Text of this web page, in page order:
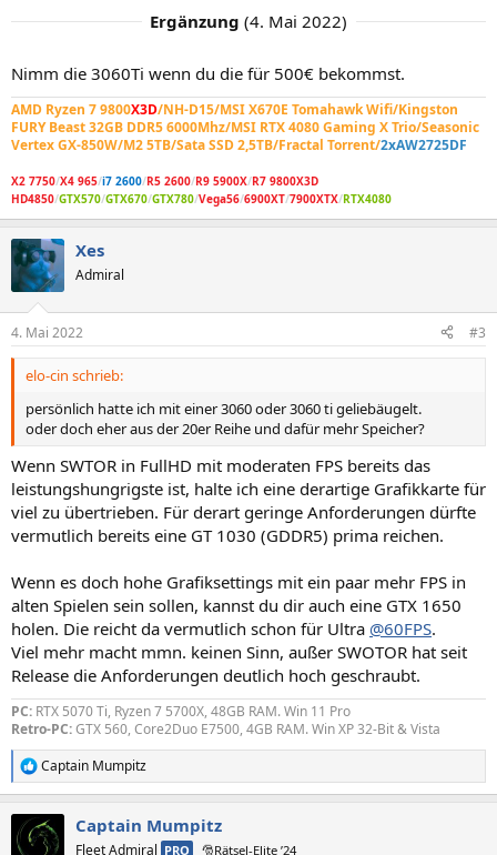
Ergänzung (4. Mai 2022)
Nimm die 3060Ti wenn du die für 500€ bekommst.
AMD Ryzen 7 9800X3D/NH-D15/MSI X670E Tomahawk Wifi/Kingston
FURY Beast 32GB DDR5 6000Mhz/MSI RTX 4080 Gaming X Trio/Seasonic
Vertex GX-850W/M2 5TB/Sata SSD 2,5TB/Fractal Torrent/2xAW2725DF
X2 7750/X4 965/i7 2600/R5 2600/R9 5900X/R7 9800X3D
HD4850/GTX570/GTX670/GTX780/Vega56/6900XT/7900XTX/RTX4080
Xes
Admiral
4. Mai 2022 #3
elo-cin schrieb:
persönlich hatte ich mit einer 3060 oder 3060 ti geliebäugelt.
oder doch eher aus der 20er Reihe und dafür mehr Speicher?
Wenn SWTOR in FullHD mit moderaten FPS bereits das
leistungshungrigste ist, halte ich eine derartige Grafikkarte für
viel zu übertrieben. Für derart geringe Anforderungen dürfte
vermutlich bereits eine GT 1030 (GDDR5) prima reichen.
Wenn es doch hohe Grafiksettings mit ein paar mehr FPS in
alten Spielen sein sollen, kannst du dir auch eine GTX 1650
holen. Die reicht da vermutlich schon für Ultra @60FPS.
Viel mehr macht mmn. keinen Sinn, außer SWOTOR hat seit
Release die Anforderungen deutlich hoch geschraubt.
PC: RTX 5070 Ti, Ryzen 7 5700X, 48GB RAM. Win 11 Pro
Retro-PC:GTX 560, Core2Duo E7500, 4GB RAM. Win XP 32-Bit & Vista
R
e
k
t
Captain Mumpitz
Captain Mumpitz
Fleet Admiral PRO 🎅Rätsel-Elite ’24